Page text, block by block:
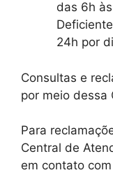
das 6h
24h por
Consultas e
por meio dessa
Para
Central de
em contato